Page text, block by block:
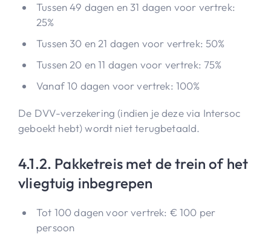
Tussen 49 dagen en 31 dagen voor vertrek:
25%
Tussen 30 en 21 dagen voor vertrek: 50%
Tussen 20 en 11 dagen voor vertrek: 75%
Vanaf 10 dagen voor vertrek: 100%
De DVV-verzekering (indien je deze via Intersoc
geboekt hebt) wordt niet terugbetaald.
4.1.2. Pakketreis met de trein of het
vliegtuig inbegrepen
Tot 100 dagen voor vertrek: € 100 per
persoon